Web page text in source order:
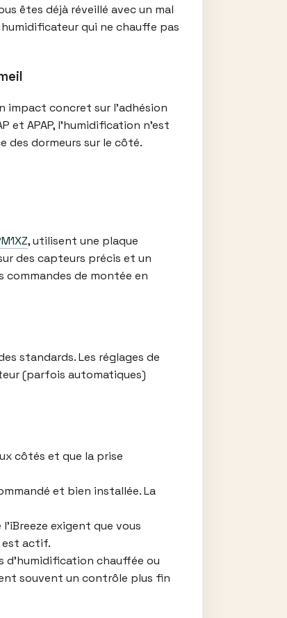
êtes déjà réveillé avec un mal
qui ne chauffe pas
impact concret sur l’adhésion
APAP, l’humidification n’est
des dormeurs sur le côté.
, utilisent une plaque
des capteurs précis et un
de montée en
standards. Les réglages de
(parfois automatiques)
côtés et que la prise
et bien installée. La
exigent que vous
est actif.
d’humidification chauffée ou
souvent un contrôle plus fin